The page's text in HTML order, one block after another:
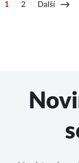
1 2 Další